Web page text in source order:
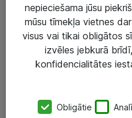
Risinājumi &
IT serviss un atbalsts
Darba vietu IT risinājumi
nepieciešama jūsu
mūsu tīmekļa vietnes
visus vai tikai obligātos
izvēles jebkurā
konfidencialitātes
Obligātie